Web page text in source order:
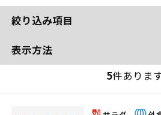
絞り込み項目
表示方法
5件ありま